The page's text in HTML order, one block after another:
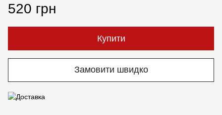
520 грн
Купити
Замовити швидко